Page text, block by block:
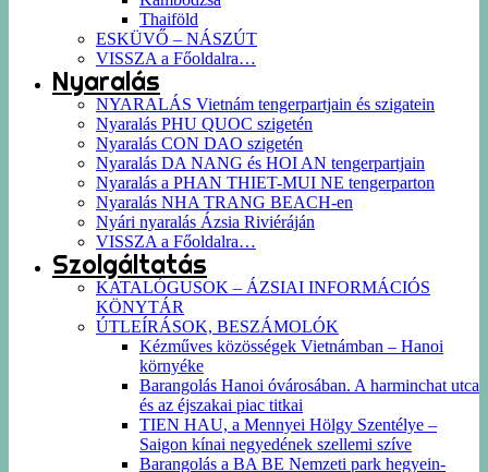
Thaiföld
ESKÜVŐ – NÁSZÚT
VISSZA a Főoldalra…
Nyaralás
NYARALÁS Vietnám tengerpartjain és szigatein
Nyaralás PHU QUOC szigetén
Nyaralás CON DAO szigetén
Nyaralás DA NANG és HOI AN tengerpartjain
Nyaralás a PHAN THIET-MUI NE tengerparton
Nyaralás NHA TRANG BEACH-en
Nyári nyaralás Ázsia Riviéráján
VISSZA a Főoldalra…
Szolgáltatás
KATALÓGUSOK – ÁZSIAI INFORMÁCIÓS
KÖNYTÁR
ÚTLEÍRÁSOK, BESZÁMOLÓK
Kézműves közösségek Vietnámban – Hanoi
környéke
Barangolás Hanoi óvárosában. A harminchat utca
és az éjszakai piac titkai
TIEN HAU, a Mennyei Hölgy Szentélye –
Saigon kínai negyedének szellemi szíve
Barangolás a BA BE Nemzeti park hegyein-